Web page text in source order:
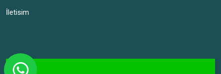
İletisim